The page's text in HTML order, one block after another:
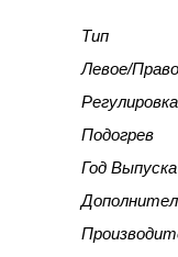
Тип
Левое/
Регулировка
Подогрев
Год Выпуска